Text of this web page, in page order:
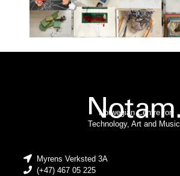
Norwegian Centre for
Technology, Art and Music
Myrens Verksted 3A
(+47) 467 05 225